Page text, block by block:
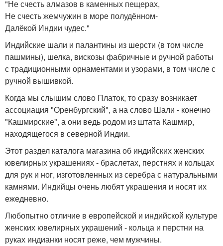
"Не счесть алмазов в каменных пещерах,
Не счесть жемчужин в море полудённом-
Далёкой Индии чудес."
Индийские шали и палантины из шерсти (в том числе
пашмины), шелка, вискозы фабричные и ручной работы
с традиционными орнаментами и узорами, в том числе с
ручной вышивкой.
Когда мы слышим слово Платок, то сразу возникает
ассоциация "Оренбургский", а на слово Шали - конечно
"Кашмирские", а они ведь родом из штата Кашмир,
находящегося в северной Индии.
Этот раздел каталога магазина об индийских женских
ювелирных украшениях - браслетах, перстнях и кольцах
для рук и ног, изготовленных из серебра с натуральными
камнями. Индийцы очень любят украшения и носят их
ежедневно.
Любопытно отличие в европейской и индийской культуре
женских ювелирных украшений - кольца и перстни на
руках индианки носят реже, чем мужчины.